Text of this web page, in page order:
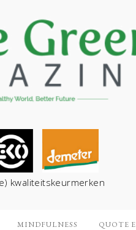
kwaliteitskeurmerken
MINDFULNESS QUOTE